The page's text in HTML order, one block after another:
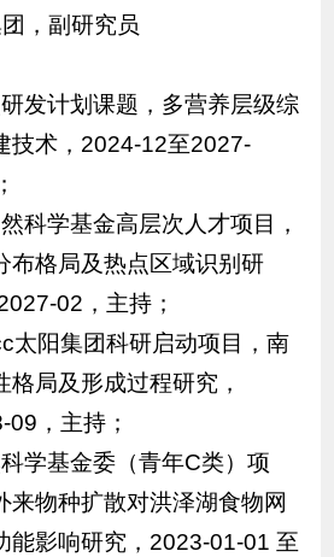
，副研究员
发计划课题，多营养层级综
技术，2024-12至2027-
科学基金高层次人才项目，
布格局及热点区域识别研
02，主持；
太阳集团科研启动项目，南
局及形成过程研究，
，主持；
学基金委（青年C类）项
来物种扩散对洪泽湖食物网
能影响研究，2023-01-01 至